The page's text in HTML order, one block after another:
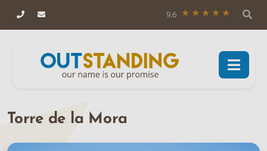
9,6
Torre de la Mora